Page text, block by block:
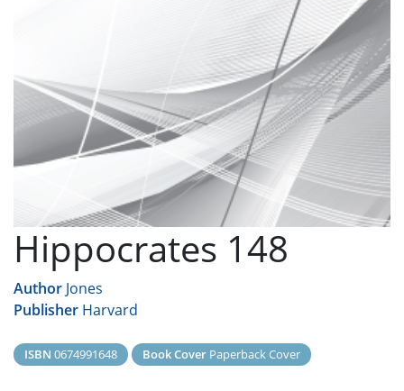
Hippocrates 148
Author Jones
Publisher Harvard
ISBN 0674991648 Book Cover Paperback Cover